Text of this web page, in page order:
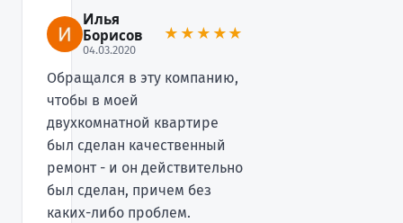
Илья
Борисов
04.03.2020
★★★★★
Обращался в эту компанию,
чтобы в моей
двухкомнатной квартире
был сделан качественный
ремонт - и он действительно
был сделан, причем без
каких-либо проблем.